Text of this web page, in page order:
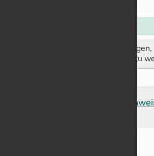
Hier E‑­Mail-Adresse
neue Bei­träge in­for­miert zu